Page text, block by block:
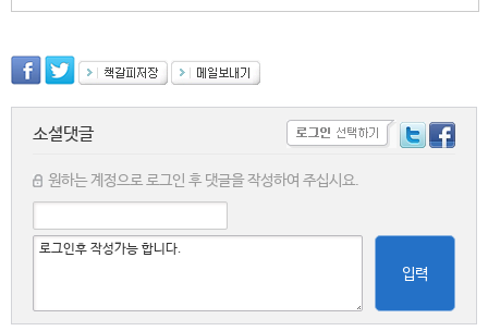
소셜댓글
원하는 계정으로 로그인 후 댓글을 작성하여 주십시요.
입력